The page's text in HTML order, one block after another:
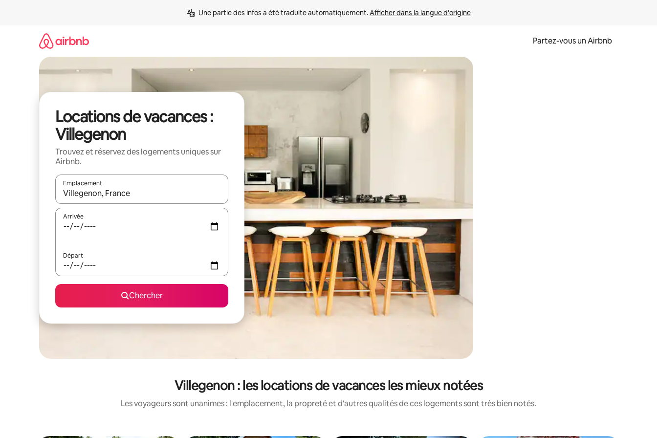
Une partie des infos a été traduite automatiquement. Afficher dans la langue d'origine
Partez-vous un Airbnb
Locations de vacances :
Villegenon
Trouvez et réservez des logements uniques sur
Airbnb.
Emplacement
Quand les résultats sont affichés, parcourez-les en utilisant les flèches vers le haut et vers le bas, ou en appuyant dessus et en les faisant glisser.
Arrivée
Départ
Chercher
Villegenon : les locations de vacances les mieux notées
Les voyageurs sont unanimes : l'emplacement, la propreté et d'autres qualités de ces logements sont très bien notés.